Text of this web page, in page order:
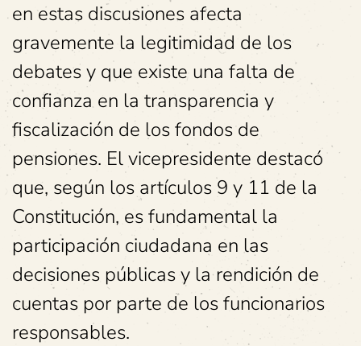
en estas discusiones afecta
gravemente la legitimidad de los
debates y que existe una falta de
confianza en la transparencia y
fiscalización de los fondos de
pensiones. El vicepresidente destacó
que, según los artículos 9 y 11 de la
Constitución, es fundamental la
participación ciudadana en las
decisiones públicas y la rendición de
cuentas por parte de los funcionarios
responsables.